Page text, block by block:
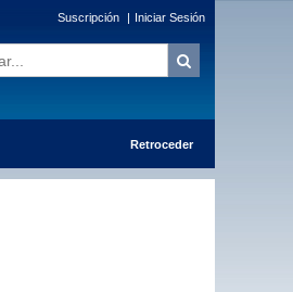
Suscripción | Iniciar Sesión
Retroceder